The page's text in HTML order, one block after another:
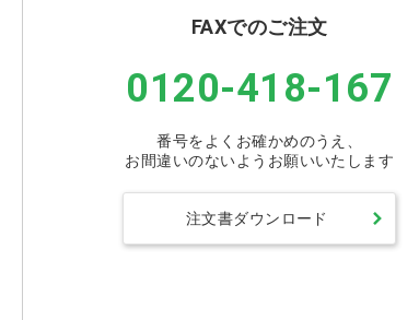
FAXでのご注文
0120-418-167
番号をよくお確かめのうえ、
お間違いのないようお願いいたします
注文書ダウンロード